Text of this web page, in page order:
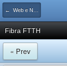
← Web e Networking
Fibra FTTH
« Prev